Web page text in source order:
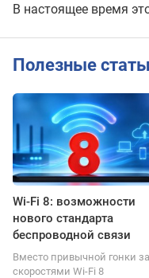
В настоящее время
Полезные
Wi-Fi 8: возможности
нового стандарта
беспроводной связи
Вместо привычной гонки за
скоростями Wi-Fi 8